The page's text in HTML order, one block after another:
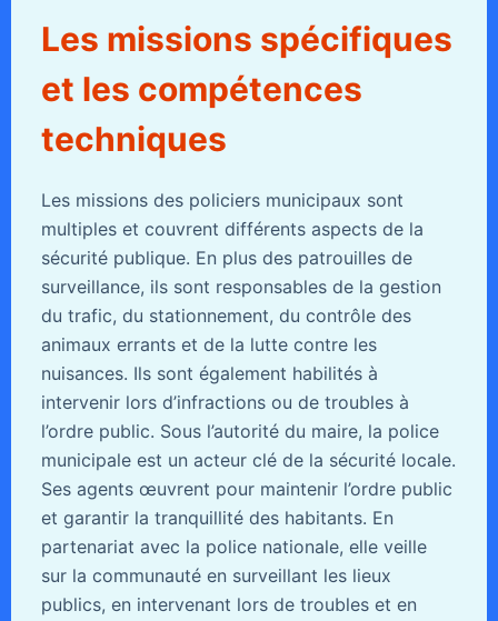
Les missions spécifiques
et les compétences
techniques
Les missions des policiers municipaux sont
multiples et couvrent différents aspects de la
sécurité publique. En plus des patrouilles de
surveillance, ils sont responsables de la gestion
du trafic, du stationnement, du contrôle des
animaux errants et de la lutte contre les
nuisances. Ils sont également habilités à
intervenir lors d’infractions ou de troubles à
l’ordre public. Sous l’autorité du maire, la police
municipale est un acteur clé de la sécurité locale.
Ses agents œuvrent pour maintenir l’ordre public
et garantir la tranquillité des habitants. En
partenariat avec la police nationale, elle veille
sur la communauté en surveillant les lieux
publics, en intervenant lors de troubles et en